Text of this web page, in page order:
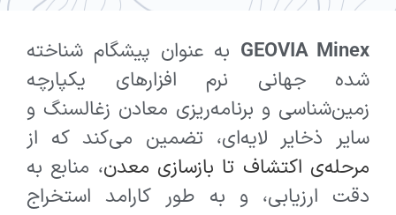
GEOVIA Minex به عنوان پیشگام شناخته
شده جهانی نرم افزارهای یکپارچه
زمین‌شناسی و برنامه‌ریزی معادن زغالسنگ و
سایر ذخایر لایه‌ای، تضمین می‌کند که از
مرحله‌ی اکتشاف تا بازسازی معدن، منابع به
دقت ارزیابی، و به طور کارامد استخراج